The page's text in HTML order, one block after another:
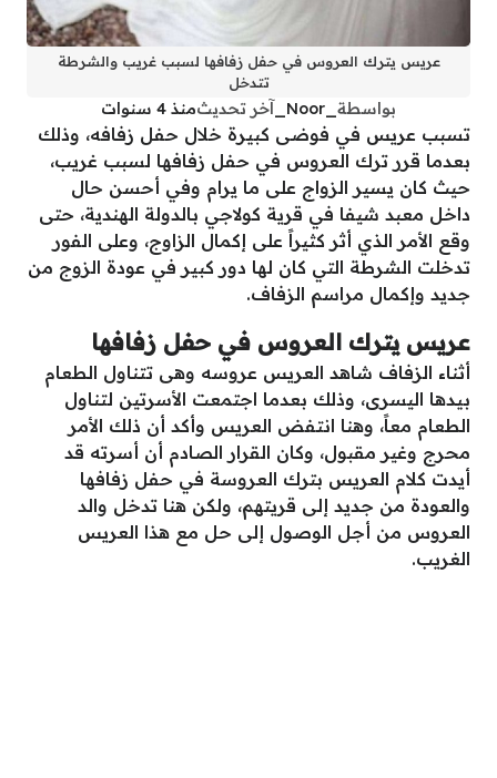
عريس يترك العروس في حفل زفافها لسبب غريب والشرطة
تتدخل
بواسطة آخر تحديثمنذ 4 سنوات
تسبب عريس في فوضى كبيرة خلال حفل زفافه، وذلك
بعدما قرر ترك العروس في حفل زفافها لسبب غريب،
حيث كان يسير الزواج على ما يرام وفي أحسن حال
داخل معبد شيفا في قرية كولاجي بالدولة الهندية، حتى
وقع الأمر الذي أثر كثيراً على إكمال الزاوج، وعلى الفور
تدخلت الشرطة التي كان لها دور كبير في عودة الزوج من
جديد وإكمال مراسم الزفاف.
عريس يترك العروس في حفل زفافها
أثناء الزفاف شاهد العريس عروسه وهى تتناول الطعام
بيدها اليسرى، وذلك بعدما اجتمعت الأسرتين لتناول
الطعام معاً، وهنا انتفض العريس وأكد أن ذلك الأمر
محرج وغير مقبول، وكان القرار الصادم أن أسرته قد
أيدت كلام العريس بترك العروسة في حفل زفافها
والعودة من جديد إلى قريتهم، ولكن هنا تدخل والد
العروس من أجل الوصول إلى حل مع هذا العريس
الغريب.